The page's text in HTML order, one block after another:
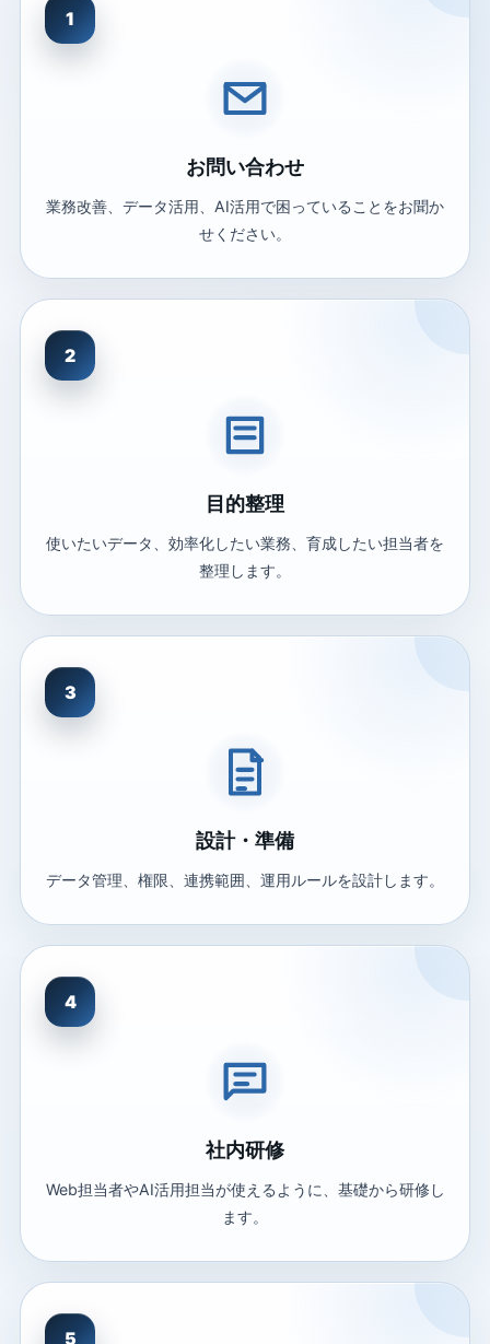
1
お問い合わせ
業務改善、データ活用、AI活用で困っていることをお聞か
せください。
2
目的整理
使いたいデータ、効率化したい業務、育成したい担当者を
整理します。
3
設計・準備
データ管理、権限、連携範囲、運用ルールを設計します。
4
社内研修
Web担当者やAI活用担当が使えるように、基礎から研修し
ます。
5